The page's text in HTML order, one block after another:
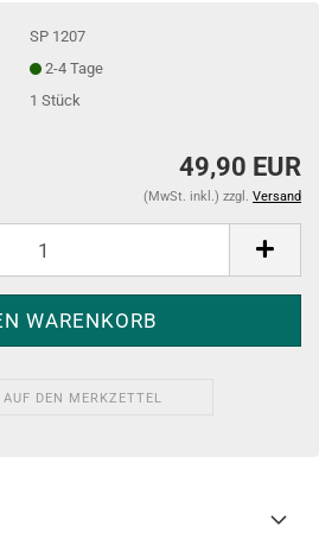
SP 1207
2-4 Tage
1Stück
49,90 EUR
(MwSt. inkl.) zzgl. Versand
AUF DEN MERKZETTEL